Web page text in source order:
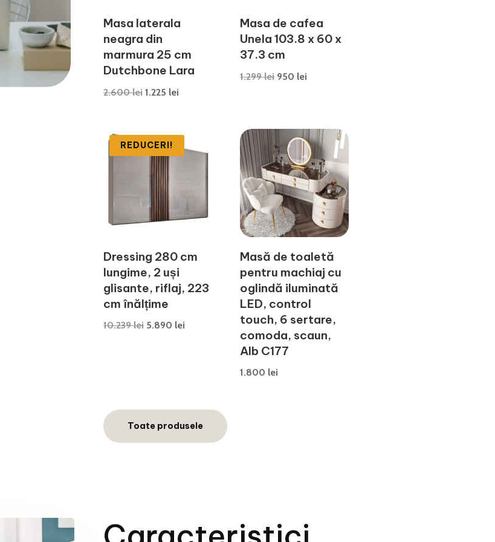
Masa laterala
neagra din
marmura 25 cm
Dutchbone Lara
2.600lei Prețul
fost:
2.600 lei.
1.225 leiPrețul
Masa de cafea
Unela 103.8 x 60 x
37.3 cm
1.299lei Prețul
1.299 lei.
950 lei
REDUCERI!
Dressing 280 cm
lungime, 2 uși
glisante, riflaj, 223
cm înălțime
10.239lei Prețul
5.890 leiPrețul
Masă de toaletă
pentru machiaj cu
oglindă iluminată
LED, control
touch, 6 sertare,
comoda, scaun,
Alb C177
1.800 lei
Toate produsele